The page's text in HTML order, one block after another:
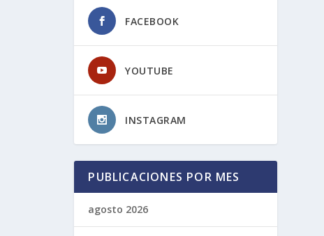
FACEBOOK
YOUTUBE
INSTAGRAM
PUBLICACIONES POR MES
agosto 2026